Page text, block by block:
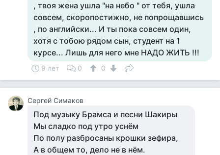
, твоя жена ушла "на небо " от тебя, ушла
совсем, скоропостижно, не попрощавшись
, по английски... И ты пока совсем один,
хотя с тобою рядом сын, студент на 1
курсе... Лишь для него мне НАДО ЖИТЬ !!!
9 лет 0 0
Сергей Симаков
Под музыку Брамса и песни Шакиры
Мы сладко под утро уснём
По полу разбросаны крошки зефира,
А в общем то, дело не в нём.